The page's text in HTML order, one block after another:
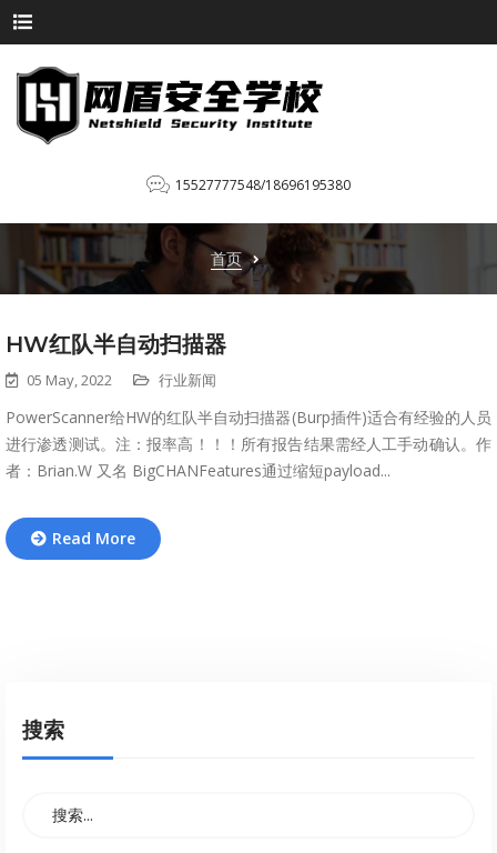
15527777548/18696195380
首页
HW红队半自动扫描器
05 May, 2022 行业新闻
PowerScanner给HW的红队半自动扫描器(Burp插件)适合有经验的人员
进行渗透测试。注：报率高！！！所有报告结果需经人工手动确认。作
者：Brian.W 又名 BigCHANFeatures通过缩短payload...
Read More
搜索